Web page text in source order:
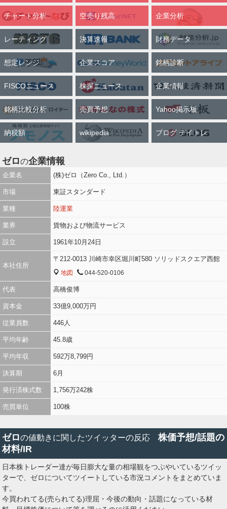
チャート分析 空売り残高 企業分析
レーティング 決算速報 財務データ
想定レンジ 企業スコア 銘柄診断
FISCOニュース 株探ニュース 企業情報
銘柄比較分析 売買予想 Yahoo掲示板
納税額 wikipedia ブログ デイトレ
ゼロの企業情報
企業名 (株)ゼロ（Zero Co., Ltd.）
市場 東証スタンダード
業種 陸運業
業界 貨物および物流サービス
設立 1961年10月24日
本社住所
〒212-0013 川崎市幸区堀川町580 ソリッドスクエア西館
MAP
地図 TEL
044-520-0106
代表 高橋俊博
資本金 33億9,000万円
従業員数 446人
平均年齢 45.8歳
平均年収 592万8,799円
決算期 6月
発行済株式数 1,756万242株
売買単位 100株
ゼロの値動きに関したツイッターの反応 株価予想/話題の
材料/IR
日本株トレーダー達が毎日膨大な量の相場観をつぶやいているツイッ
ターで、ゼロについてツイートしている市況コメントをまとめていま
す。
今買われてる(売られてる)理屈・今後の動向・話題になっている材